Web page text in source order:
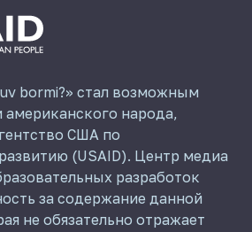
bormi?» стал возможным
народа,
США по
(USAID). Центр медиа
разработок
за содержание данной
не обязательно отражает